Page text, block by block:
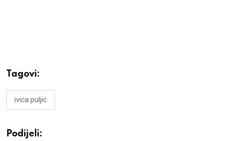
Tagovi:
ivica puljić
Podijeli: